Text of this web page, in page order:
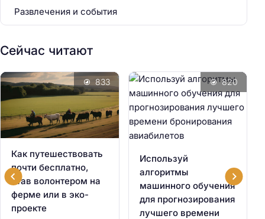
Развлечения и события
Сейчас читают
Как путешествовать
почти бесплатно,
став волонтером на
ферме или в эко-
проекте
833
Используй
алгоритмы
машинного обучения
для прогнозирования
лучшего времени
820